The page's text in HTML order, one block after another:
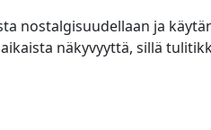
nostalgisuudellaan ja
näkyvyyttä, sillä